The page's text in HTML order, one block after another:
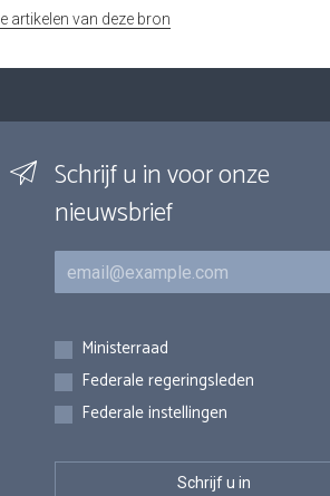
artikelen van deze bron
Schrijf u in voor onze
nieuwsbrief
E-mail
Inschrijvingen
Ministerraad
Federale regeringsleden
Federale instellingen